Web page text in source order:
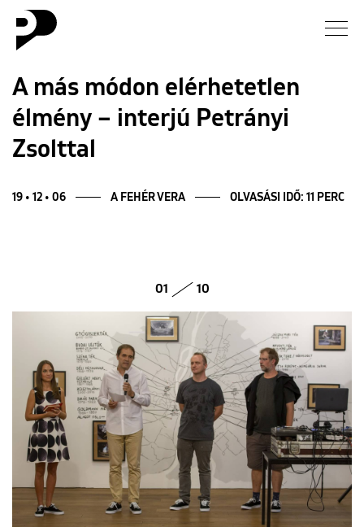
Hírek
Galéria
Rólunk
ENGLISH
A más módon elérhetetlen
élmény – interjú Petrányi
Zsolttal
19 • 12 • 06 A FEHÉR VERA OLVASÁSI IDŐ: 11 PERC
01 10